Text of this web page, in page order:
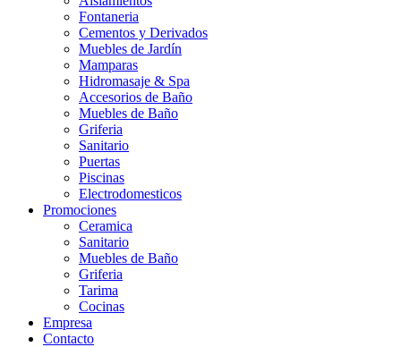
Fontaneria
Cementos y Derivados
Muebles de Jardín
Mamparas
Hidromasaje & Spa
Accesorios de Baño
Muebles de Baño
Griferia
Sanitario
Puertas
Piscinas
Electrodomesticos
Promociones
Ceramica
Sanitario
Muebles de Baño
Griferia
Tarima
Cocinas
Empresa
Contacto